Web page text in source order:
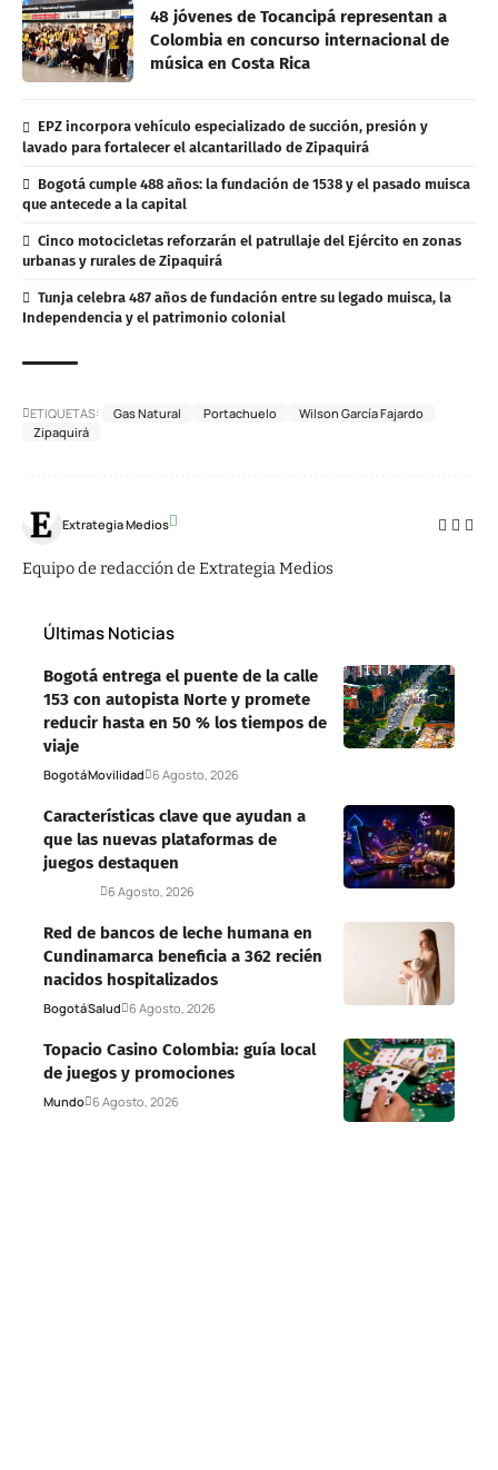
48 jóvenes de Tocancipá representan a
Colombia en concurso internacional de
música en Costa Rica
EPZ incorpora vehículo especializado de succión, presión y
lavado para fortalecer el alcantarillado de Zipaquirá
Bogotá cumple 488 años: la fundación de 1538 y el pasado muisca
que antecede a la capital
Cinco motocicletas reforzarán el patrullaje del Ejército en zonas
urbanas y rurales de Zipaquirá
Tunja celebra 487 años de fundación entre su legado muisca, la
Independencia y el patrimonio colonial
ETIQUETAS: Gas Natural Portachuelo
Wilson García Fajardo
Zipaquirá
Extrategia Medios
Equipo de redacción de Extrategia Medios
Últimas Noticias
Bogotá entrega el puente de la calle
153 con autopista Norte y promete
reducir hasta en 50 % los tiempos de
viaje
BogotáMovilidad 6 Agosto, 2026
Características clave que ayudan a
que las nuevas plataformas de
juegos destaquen
6 Agosto, 2026
Red de bancos de leche humana en
Cundinamarca beneficia a 362 recién
nacidos hospitalizados
BogotáSalud 6 Agosto, 2026
Topacio Casino Colombia: guía local
de juegos y promociones
Mundo 6 Agosto, 2026